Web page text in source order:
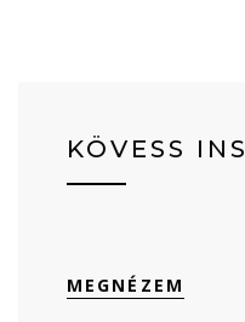
KÖVESS
MEGNÉZEM